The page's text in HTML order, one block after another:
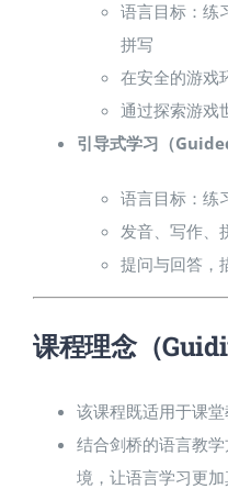
语言目标：练
拼写
在安全的游戏
通过探索游戏
引导式学习（
语言目标：练
发音、写作、
提问与回答，
课程理念（
该课程既适用于课堂
结合剑桥的语言教
境，让语言学习更加